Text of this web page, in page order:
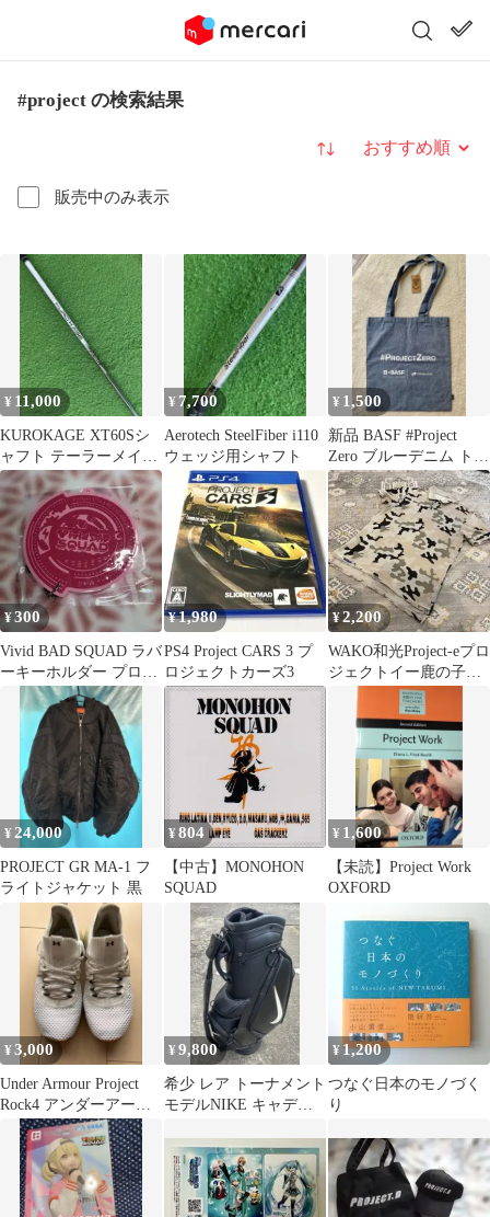
#project の検索結果
販売中のみ表示
並び替え
¥ 11,000
KUROKAGE XT60Sシ
ャフト テーラーメイド
スリーブ付き クロカゲ
¥ 7,700
Aerotech SteelFiber i110
ウェッジ用シャフト
¥ 1,500
新品 BASF #Project
Zero ブルーデニム トー
トバッグ 非売品
¥300
Vivid BAD SQUAD ラバ
ーキーホルダー プロセ
¥1,980
PS4 Project CARS 3 プ
ロジェクトカーズ3
¥2,200
WAKO和光Project-eプロ
ジェクトイー鹿の子ポ
ロシャツメンズL
¥24,000
PROJECT GR MA-1 フ
ライトジャケット 黒
¥804
【中古】MONOHON
SQUAD
¥ 1,600
【未読】Project Work
OXFORD
¥3,000
Under Armour Project
Rock4 アンダーアーマ
¥9,800
希少 レア トーナメント
モデルNIKE キャディ
¥1,200
つなぐ日本のモノづく
り